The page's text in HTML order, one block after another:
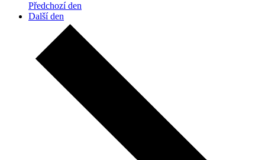
Předchozí den
Další den